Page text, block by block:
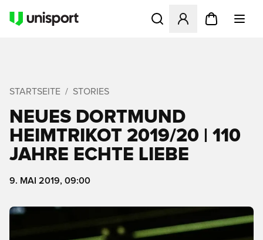
Öffnet ein neues Fenster
STARTSEITE STORIES
NEUES DORTMUND
HEIMTRIKOT 2019/20 | 110
JAHRE ECHTE LIEBE
9. MAI 2019, 09:00